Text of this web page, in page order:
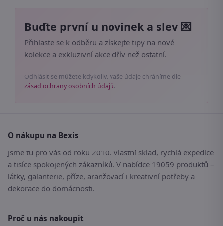
Buďte první u novinek a slev 💌
Přihlaste se k odběru a získejte tipy na nové
kolekce a exkluzivní akce dřív než ostatní.
Odhlásit se můžete kdykoliv. Vaše údaje chráníme dle
zásad ochrany osobních údajů.
O nákupu na Bexis
Jsme tu pro vás od roku 2010. Vlastní sklad, rychlá expedice
a tisíce spokojených zákazníků. V nabídce 19059 produktů –
látky, galanterie, příze, aranžovací i kreativní potřeby a
dekorace do domácnosti.
Proč u nás nakoupit